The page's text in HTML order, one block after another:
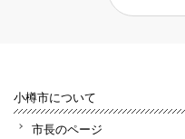
小樽市について
市長のページ